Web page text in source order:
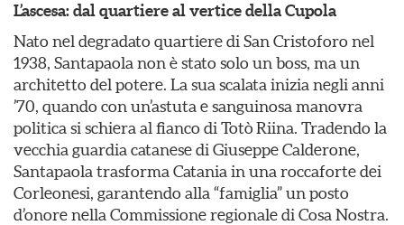
L’ascesa: dal quartiere al vertice della Cupola
Nato nel degradato quartiere di San Cristoforo nel
1938, Santapaola non è stato solo un boss, ma un
architetto del potere. La sua scalata inizia negli anni
’70, quando con un’astuta e sanguinosa manovra
politica si schiera al fianco di Totò Riina. Tradendo la
vecchia guardia catanese di Giuseppe Calderone,
Santapaola trasforma Catania in una roccaforte dei
Corleonesi, garantendo alla “famiglia” un posto
d’onore nella Commissione regionale di Cosa Nostra.